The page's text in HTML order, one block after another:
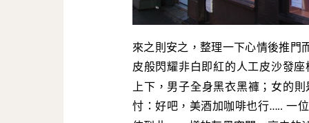
來之則安之，整理一下心情後推門
皮般閃耀非白即紅的人工皮沙發
上下，男子全身黑衣黑褲；女的
忖：好吧，美酒加咖啡也行….. 一